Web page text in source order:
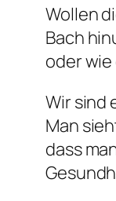
Wollen
Bach
oder
Wir sind
Man
dass